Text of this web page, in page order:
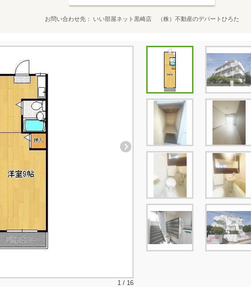
お問い合わせ先 いい部屋ネット黒崎店 （株）不動産のデパートひろた
1 / 16